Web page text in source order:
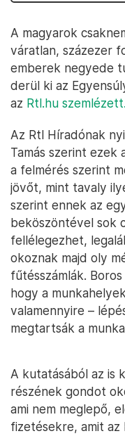
A magyarok
váratlan, százezer
emberek negyede
derül ki az
az Rtl.hu szemlézett.
Az Rtl Híradónak
Tamás szerint ezek
a felmérés szerint
jövőt, mint tavaly
szerint ennek az
beköszöntével sok
fellélegezhet,
okoznak majd oly
fűtésszámlák.
hogy a
valamennyire –
megtartsák a
A kutatásából az is
részének gondot
ami nem meglepő,
fizetésekre, amit